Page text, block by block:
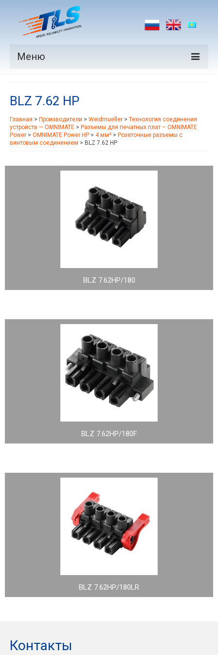
Меню
Производители
Рынки
Новости
BLZ 7.62 HP
Главная > Производители > Weidmueller > Технология соединения
устройств — OMNIMATE > Разъемы для печатных плат – OMNIMATE
Power > OMNIMATE Power HP > 4 мм² > Розеточные разъемы с
винтовым соединением > BLZ 7.62 HP
BLZ 7.62HP/180
BLZ 7.62HP/180F
BLZ 7.62HP/180LR
Контакты